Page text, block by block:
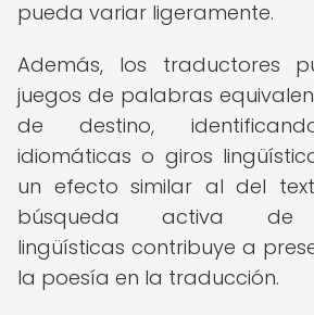
pueda variar ligeramente.
Además, los traductores
juegos de palabras
de destino,
idiomáticas o giros
un efecto similar al del
búsqueda activa de
lingüísticas contribuye a
la poesía en la traducción.